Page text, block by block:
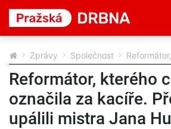
Zprávy Společnost
Reformátor, kterého
označila za kacíře.
upálili mistra Jana